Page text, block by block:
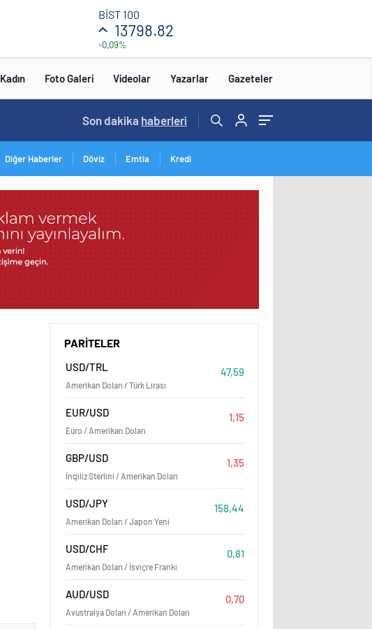
BİST 100
13798.82
-0,09%
Kadın Foto Galeri Videolar Yazarlar Gazeteler
Son dakika haberleri
Diğer Haberler Döviz Emtia Kredi
PARİTELER
USD/TRL
Amerikan Doları / Türk Lirası
47,59
EUR/USD
Euro / Amerikan Doları
1,15
GBP/USD
İngiliz Sterlini / Amerikan Doları
1,35
USD/JPY
Amerikan Doları / Japon Yeni
158,44
USD/CHF
Amerikan Doları / İsviçre Frankı
0,81
AUD/USD
Avustralya Doları / Amerikan Doları
0,70